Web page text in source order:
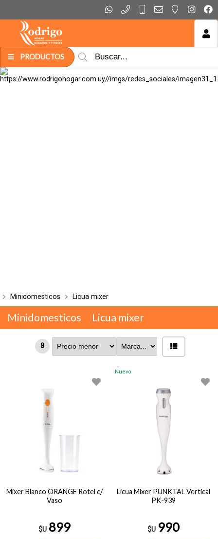
PRODUCTOS
MI COMPRA
Minidomesticos Licua mixer
Minidomesticos Licua mixer
8
Mixer Blanco ORANGE Rotel c/
Vaso
$U 899
Nuevo
Licua Mixer PUNKTAL Vertical
PK-939
$U 990